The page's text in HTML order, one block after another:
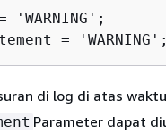
'WARNING';
= 'WARNING';
di log di atas
Parameter dapat